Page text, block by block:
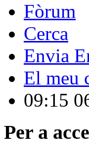
Fòrum
Cerca
Envia
El meu
09:15
Per a